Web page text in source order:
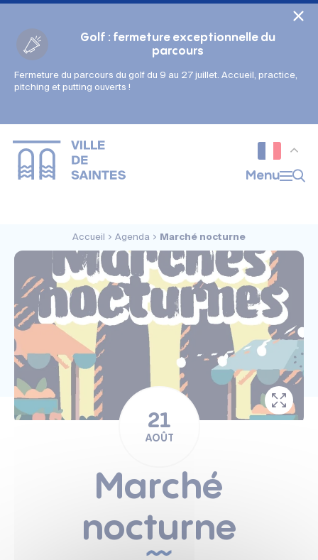
Golf : fermeture exceptionnelle du
parcours
Fermeture du parcours du golf du 9 au 27 juillet. Accueil, practice,
pitching et putting ouverts !
Menu
Accueil Agenda Marché nocturne
21
AOÛT
Marché
nocturne
Gestion des couleurs :
Police adaptée (dyslexie) :
Interlignage :
Par défaut
Augmenté
Taille du texte :
Très petite
Petite Défaut
Grande
Très grande
Affichage des images & vidéos :
Par défaut
Masquées
Cookies management panel